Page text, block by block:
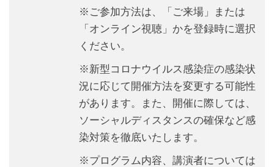
※ご参加方法は、「ご来場」または
「オンライン視聴」かを登録時に選択
ください。
※新型コロナウイルス感染症の感染状
況に応じて開催方法を変更する可能性
があります。また、開催に際しては、
ソーシャルディスタンスの確保など感
染対策を徹底いたします。
※プログラム内容、講演者については